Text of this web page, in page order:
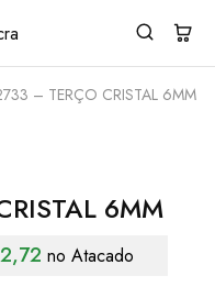
– TERÇO CRISTAL 6MM
6MM
no Atacado